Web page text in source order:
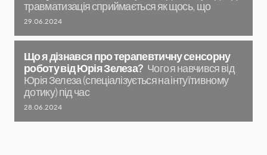
травматизація сприймається як щось, що
29.06.2024
Що я дізнався про терапевтичну сенсорну
роботу від Юрія Зелеза? Чого я навчився від
Юрія Зелеза (спеціалізується на інтуїтивному
дотику) під час
28.06.2024